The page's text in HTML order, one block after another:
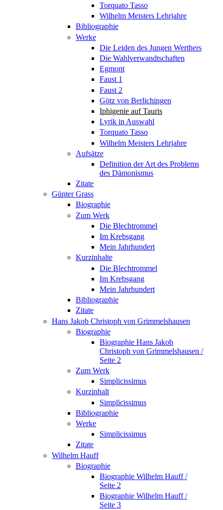
Torquato Tasso
Wilhelm Meisters Lehrjahre
Bibliographie
Werke
Die Leiden des Jungen Werthers
Die Wahlverwandtschaften
Egmont
Faust 1
Faust 2
Götz von Berlichingen
Iphigenie auf Tauris
Lyrik in Auswahl
Torquato Tasso
Wilhelm Meisters Lehrjahre
Aufsätze
Definition der Art des Problems
des Dämonismus
Zitate
Günter Grass
Biographie
Zum Werk
Die Blechtrommel
Im Krebsgang
Mein Jahrhundert
Kurzinhalte
Die Blechtrommel
Im Krebsgang
Mein Jahrhundert
Bibliographie
Zitate
Hans Jakob Christoph von Grimmelshausen
Biographie
Biographie Hans Jakob
Christoph von Grimmelshausen /
Seite 2
Zum Werk
Simplicissimus
Kurzinhalt
Simplicissimus
Bibliographie
Werke
Simplicissimus
Zitate
Wilhelm Hauff
Biographie
Biographie Wilhelm Hauff /
Seite 2
Biographie Wilhelm Hauff /
Seite 3